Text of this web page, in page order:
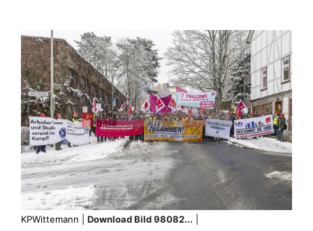
KPWittemann | Download Bild 98082...